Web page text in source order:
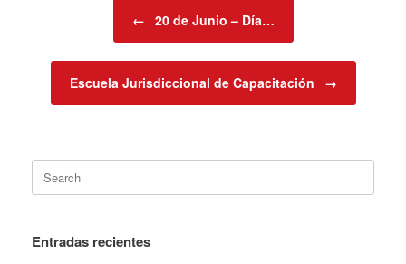
← 20 de Junio – Día…
Escuela Jurisdiccional de Capacitación →
Search
for:
Entradas recientes